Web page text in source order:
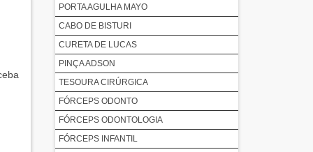
PORTA AGULHA MAYO
CABO DE BISTURI
CURETA DE LUCAS
PINÇA ADSON
TESOURA CIRÚRGICA
FÓRCEPS ODONTO
FÓRCEPS ODONTOLOGIA
FÓRCEPS INFANTIL